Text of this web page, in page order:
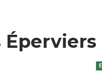
Éperviers